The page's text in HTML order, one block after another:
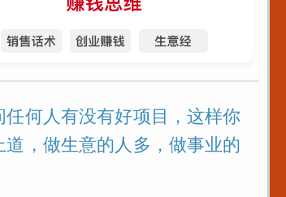
任何人有没有好项目，这样你
道，做生意的人多，做事业的